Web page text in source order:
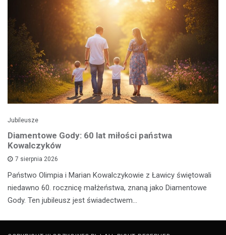
Jubileusze
Diamentowe Gody: 60 lat miłości państwa
Kowalczyków
7 sierpnia 2026
Państwo Olimpia i Marian Kowalczykowie z Ławicy świętowali
niedawno 60. rocznicę małżeństwa, znaną jako Diamentowe
Gody. Ten jubileusz jest świadectwem…